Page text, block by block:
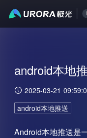
android本地
2025-03-21
android本地推送
Android本地推送是